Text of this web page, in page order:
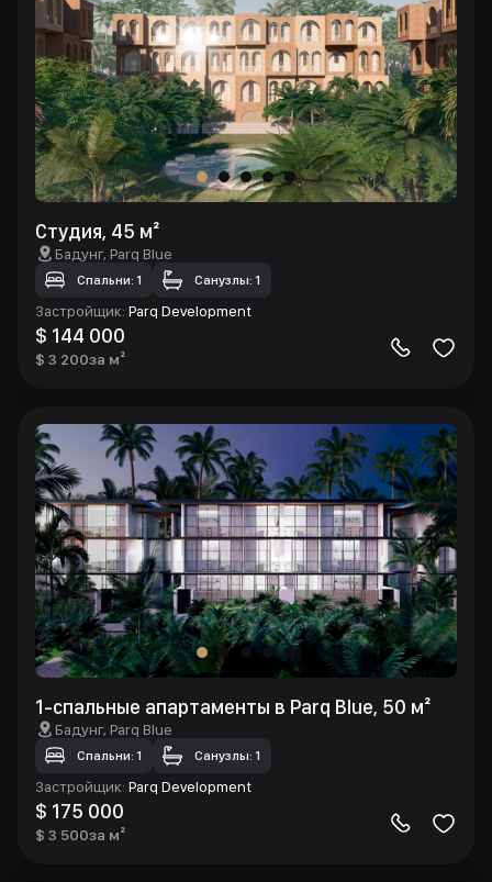
Студия, 45 м²
Бадунг, Parq Blue
Спальни: 1 Санузлы: 1
Застройщик: Parq Development
$ 144 000
$ 3 200за м²
1-спальные апартаменты в Parq Blue, 50 м²
Бадунг, Parq Blue
Спальни: 1 Санузлы: 1
Застройщик: Parq Development
$ 175 000
$ 3 500за м²